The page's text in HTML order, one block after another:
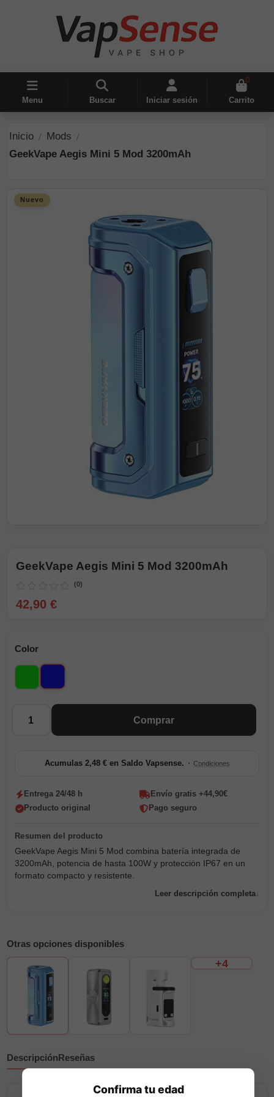
Menu Buscar Iniciar sesión
0
Carrito
Inicio
Mods
GeekVape Aegis Mini 5 Mod 3200mAh
Nuevo
GeekVape Aegis Mini 5 Mod 3200mAh
(0)
42,90 €
Color
Comprar
Acumulas 2,48 € en Saldo Vapsense. · Condiciones
Entrega 24/48 h
Envío gratis +44,90€
Producto original
Pago seguro
GeekVape Aegis Mini 5 Mod combina batería integrada de
3200mAh, potencia de hasta 100W y protección IP67 en un
formato compacto y resistente.
Leer descripción completa
Otras opciones disponibles
+4
DescripciónReseñas
Confirma tu edad